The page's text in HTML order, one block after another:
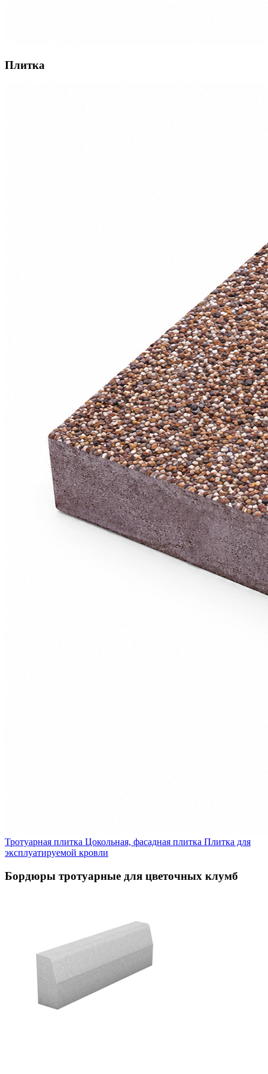
Плитка
Тротуарная плитка Цокольная, фасадная плитка Плитка для
эксплуатируемой кровли
Бордюры тротуарные для цветочных клумб